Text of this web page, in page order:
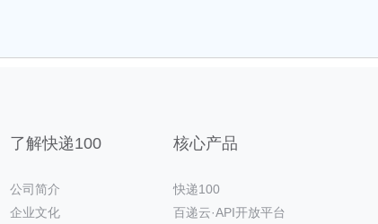
了解快递100
公司简介
企业文化
核心产品
快递100
百递云·API开放平台